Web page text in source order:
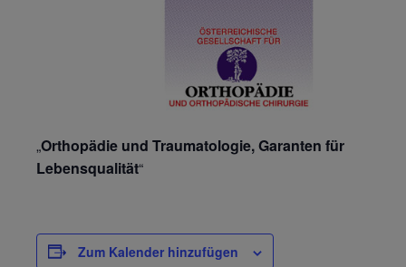
„Orthopädie und Traumatologie, Garanten für
Lebensqualität“
Zum Kalender hinzufügen